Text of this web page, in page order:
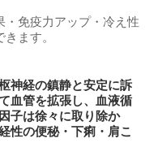
免疫力アップ・冷え性
ます。
神経の鎮静と安定に訴
血管を拡張し、血液循
子は徐々に取り除か
性の便秘・下痢・肩こ